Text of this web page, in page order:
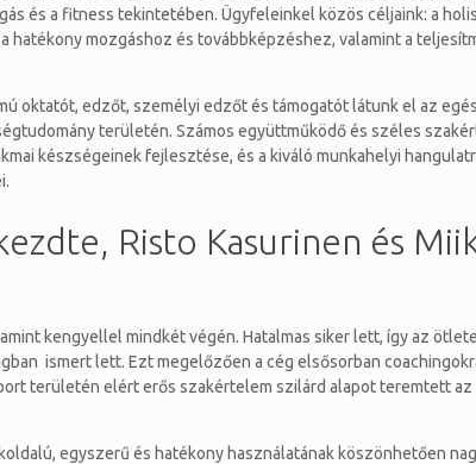
és a fitness tekintetében. Ügyfeleinkel közös céljaink: a
mozgáshoz és továbbképzéshez, valamint a
oktatót, edzőt, személyi edzőt és támogatót látunk el az
területén. Számos együttműködő és széles
készségeinek fejlesztése, és a kiváló munkahelyi
Risto Kasurinen és
kengyellel mindkét végén. Hatalmas siker lett, így az
ismert lett. Ezt megelőzően a cég elsősorban
területén elért erős szakértelem szilárd alapot teremtett az
egyszerű és hatékony használatának köszönhetően